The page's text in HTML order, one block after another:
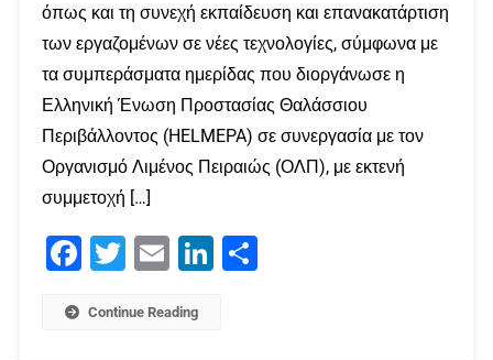
όπως και τη συνεχή εκπαίδευση και επανακατάρτιση
των εργαζομένων σε νέες τεχνολογίες, σύμφωνα με
τα συμπεράσματα ημερίδας που διοργάνωσε η
Ελληνική Ένωση Προστασίας Θαλάσσιου
Περιβάλλοντος (HELMEPA) σε συνεργασία με τον
Οργανισμό Λιμένος Πειραιώς (ΟΛΠ), με εκτενή
συμμετοχή […]
Facebook
Twitter Email LinkedIn
Continue Reading